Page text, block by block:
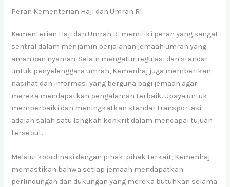
Peran Kementerian Haji dan Umrah RI
Kementerian Haji dan Umrah RI memiliki peran yang sangat
sentral dalam menjamin perjalanan jemaah umrah yang
aman dan nyaman. Selain mengatur regulasi dan standar
untuk penyelenggara umrah, Kemenhaj juga memberikan
nasihat dan informasi yang berguna bagi jemaah agar
mereka mendapatkan pengalaman terbaik. Upaya untuk
memperbaiki dan meningkatkan standar transportasi
adalah salah satu langkah konkrit dalam mencapai tujuan
tersebut.
Melalui koordinasi dengan pihak-pihak terkait, Kemenhaj
memastikan bahwa setiap jemaah mendapatkan
perlindungan dan dukungan yang mereka butuhkan selama